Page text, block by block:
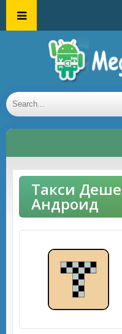
Такси
Андроид